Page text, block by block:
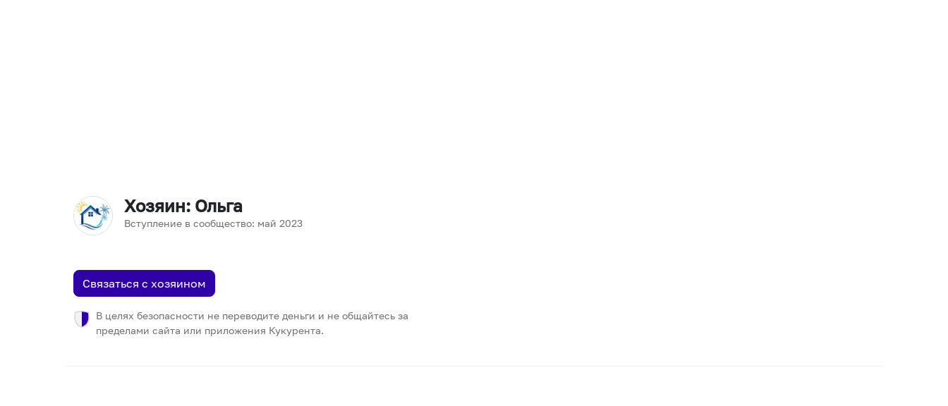
Хозяин: Ольга
Вступление в сообщество: май 2023
Связаться с хозяином
В целях безопасности не переводите деньги и не общайтесь за
пределами сайта или приложения Кукурента.